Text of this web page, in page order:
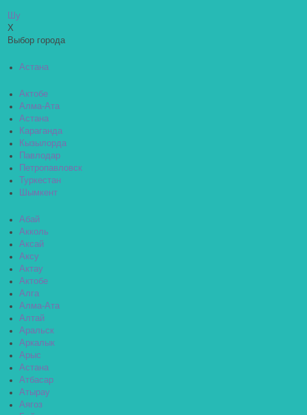
Шу
X
Выбор города
Астана
Актобе
Алма-Ата
Астана
Караганда
Кызылорда
Павлодар
Петропавловск
Туркестан
Шымкент
Абай
Акколь
Аксай
Аксу
Актау
Актобе
Алга
Алма-Ата
Алтай
Аральск
Аркалык
Арыс
Астана
Атбасар
Атырау
Аягоз